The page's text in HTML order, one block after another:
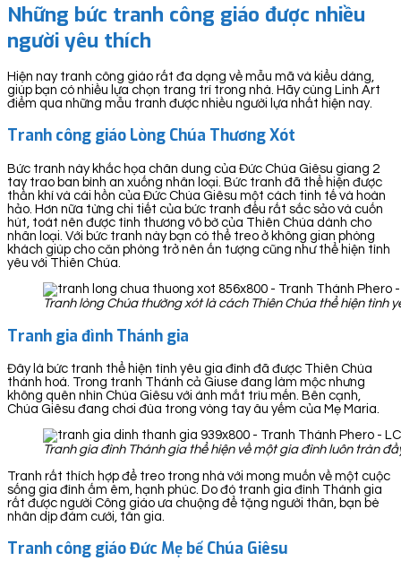
Những bức tranh công giáo được nhiều
người yêu thích
Hiện nay tranh công giáo rất đa dạng về mẫu mã và kiểu dáng,
giúp bạn có nhiều lựa chọn trang trí trong nhà. Hãy cùng Linh Art
điểm qua những mẫu tranh được nhiều người lựa nhất hiện nay.
Tranh công giáo Lòng Chúa Thương Xót
Bức tranh này khắc họa chân dung của Đức Chúa Giêsu giang 2
tay trao ban bình an xuống nhân loại. Bức tranh đã thể hiện được
thần khí và cái hồn của Đức Chúa Giêsu một cách tinh tế và hoàn
hảo. Hơn nữa từng chi tiết của bức tranh đều rất sắc sảo và cuốn
hút, toát nên được tình thương vô bờ của Thiên Chúa dành cho
nhân loại. Với bức tranh này bạn có thể treo ở không gian phòng
khách giúp cho căn phòng trở nên ấn tượng cũng như thể hiện tình
yêu với Thiên Chúa.
Tranh lòng Chúa thường xót là cách Thiên Chúa thể hiện tình
Tranh gia đình Thánh gia
Đây là bức tranh thể hiện tình yêu gia đình đã được Thiên Chúa
thánh hoá. Trong tranh Thánh cả Giuse đang làm mộc nhưng
không quên nhìn Chúa Giêsu với ánh mắt trìu mến. Bên cạnh,
Chúa Giêsu đang chơi đùa trong vòng tay âu yếm của Mẹ Maria.
Tranh gia đình Thánh gia thể hiện về một gia đình luôn tràn
Tranh rất thích hợp để treo trong nhà với mong muốn về một cuộc
sống gia đình ấm êm, hạnh phúc. Do đó tranh gia đình Thánh gia
rất được người Công giáo ưa chuộng để tặng người thân, bạn bè
nhân dịp đám cưới, tân gia.
Tranh công giáo Đức Mẹ bế Chúa Giêsu